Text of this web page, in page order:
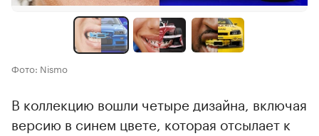
Фото: Nismo
В коллекцию вошли четыре дизайна, включая
версию в синем цвете, которая отсылает к